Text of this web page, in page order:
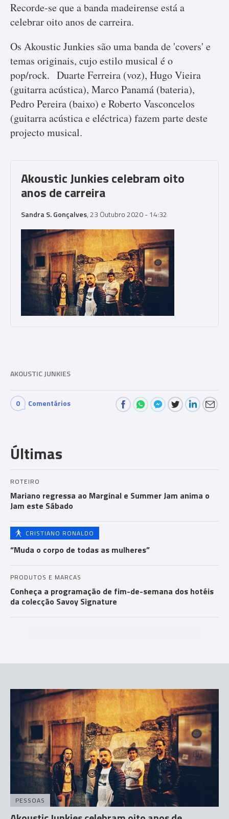
Recorde-se que a banda madeirense está a
celebrar oito anos de carreira.
Os Akoustic Junkies são uma banda de 'covers' e
temas originais, cujo estilo musical é o
pop/rock. Duarte Ferreira (voz), Hugo Vieira
(guitarra acústica), Marco Panamá (bateria),
Pedro Pereira (baixo) e Roberto Vasconcelos
(guitarra acústica e eléctrica) fazem parte deste
projecto musical.
Akoustic Junkies celebram oito
anos de carreira
Sandra S. Gonçalves, 23 Outubro 2020 - 14:32
AKOUSTIC JUNKIES
0
ts
Comentários
Últimas
ROTEIRO
Mariano regressa ao Marginal e Summer Jam anima o
Jam este Sábado
CRISTIANO RONALDO
“Muda o corpo de todas as mulheres”
PRODUTOS E MARCAS
Conheça a programação de fim-de-semana dos hotéis
da colecção Savoy Signature
PESSOAS